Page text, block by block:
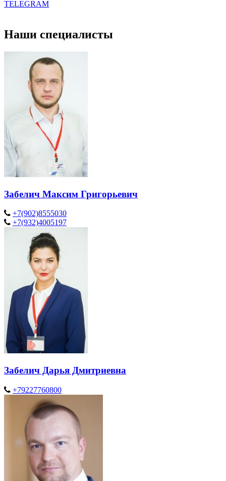
TELEGRAM
Наши специалисты
Забелич Максим Григорьевич
+7(902)8555030
+7(932)4005197
Забелич Дарья Дмитриевна
+79227760800